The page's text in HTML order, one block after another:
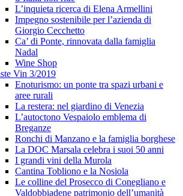
L’inquieta ricerca di Elena Armellini
Impegno sostenibile per l’azienda di
Giorgio Cecchetto
Ca’ di Ponte, rinnovata dalla famiglia
Nadal
Wine Shop
Vin 3/2019
Enoturismo: un ponte tra spazi urbani e
aree rurali
La restera: nel giardino di Venezia
L’autoctono Vespaiolo emblema di
Breganze
Ronchi di Manzano e la famiglia borghese
La DOC Marsala celebra i suoi 50 anni
I grandi vini della Murola
Cantina Tobliono e la Nosiola
Le colline del Prosecco di Conegliano e
Valdobbiadene patrimonio dell’umanità